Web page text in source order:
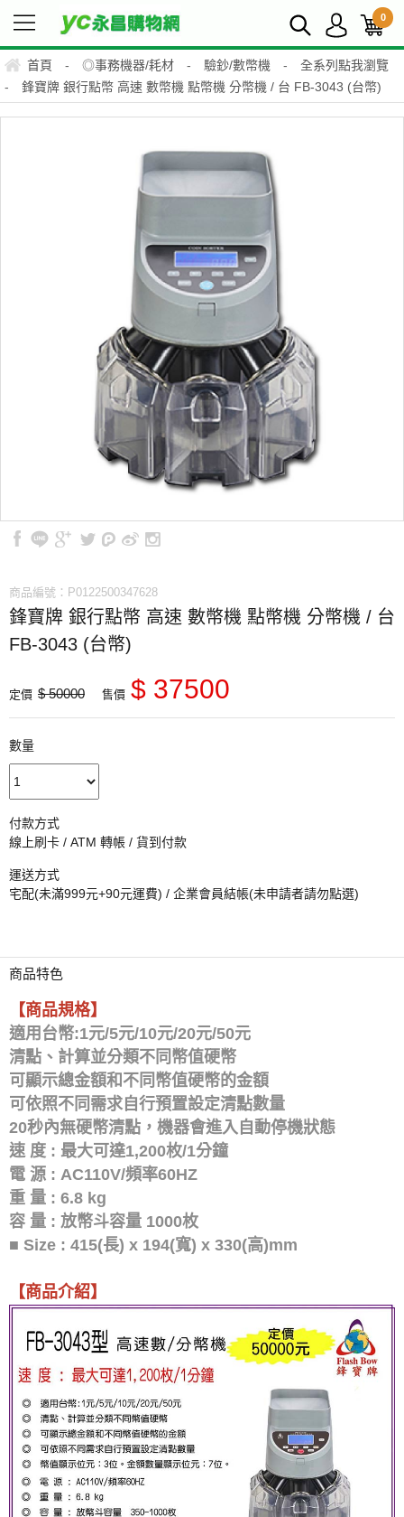
0
首頁 - ◎事務機器/耗材 - 驗鈔/數幣機 -
全系列點我瀏覽
-
鋒寶牌 銀行點幣 高速 數幣機 點幣機 分幣機 / 台 FB-3043 (台幣)
商品編號：P0122500347628
鋒寶牌 銀行點幣 高速 數幣機 點幣機 分幣機 / 台
FB-3043 (台幣)
定價 $ 50000 售價 $ 37500
數量
付款方式
線上刷卡 / ATM 轉帳 / 貨到付款
運送方式
宅配(未滿999元+90元運費) / 企業會員結帳(未申請者請勿點選)
商品特色
【商品規格】
適用台幣:1元/5元/10元/20元/50元
清點、計算並分類不同幣值硬幣
可顯示總金額和不同幣值硬幣的金額
可依照不同需求自行預置設定清點數量
20秒內無硬幣清點，機器會進入自動停機狀態
速 度 : 最大可達1,200枚/1分鐘
電 源 : AC110V/頻率60HZ
重 量 : 6.8 kg
容 量 : 放幣斗容量 1000枚
■ Size : 415(長) x 194(寬) x 330(高)mm
【商品介紹】